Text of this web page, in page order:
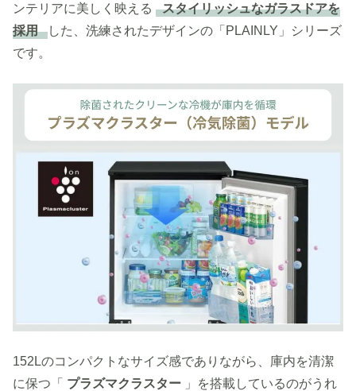
ンテリアに美しく映える
スタイリッシュなガラスドアを
採用
した、洗練されたデザインの「PLAINLY」シリーズ
です。
152Lのコンパクトなサイズ感でありながら、庫内を清潔
に保つ「 プラズマクラスター 」を搭載しているのがうれ